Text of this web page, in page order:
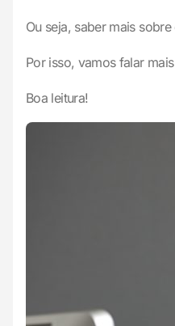
Ou seja, saber mais
Por isso, vamos falar
Boa leitura!